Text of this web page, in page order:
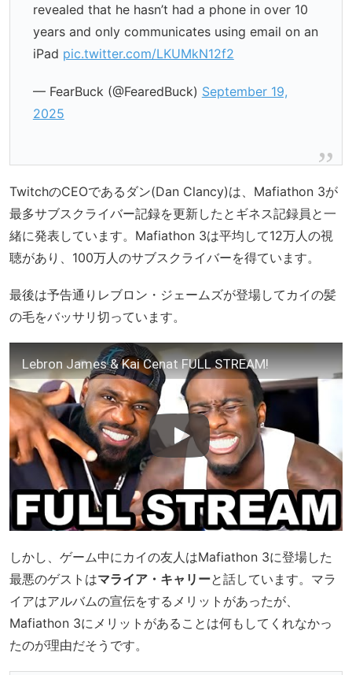
revealed that he hasn’t had a phone in over 10
years and only communicates using email on an
iPad pic.twitter.com/LKUMkN12f2
— FearBuck (@FearedBuck) September 19,
2025
TwitchのCEOであるダン(Dan Clancy)は、Mafiathon 3が
最多サブスクライバー記録を更新したとギネス記録員と一
緒に発表しています。Mafiathon 3は平均して12万人の視
聴があり、100万人のサブスクライバーを得ています。
最後は予告通りレブロン・ジェームズが登場してカイの髪
の毛をバッサリ切っています。
Lebron James & Kai Cenat FULL STREAM!
しかし、ゲーム中にカイの友人はMafiathon 3に登場した
最悪のゲストはマライア・キャリーと話しています。マラ
イアはアルバムの宣伝をするメリットがあったが、
Mafiathon 3にメリットがあることは何もしてくれなかっ
たのが理由だそうです。